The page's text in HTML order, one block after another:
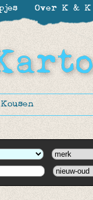
Kousen
Over K & K